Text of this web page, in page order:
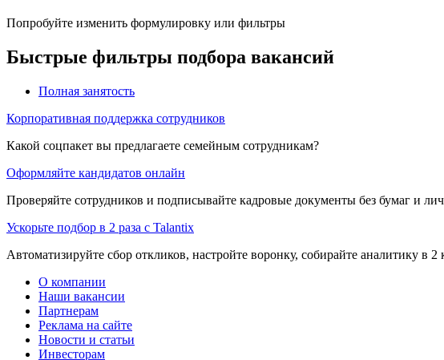
Попробуйте изменить формулировку или фильтры
Быстрые фильтры подбора вакансий
Полная занятость
Корпоративная поддержка сотрудников
Какой соцпакет вы предлагаете семейным сотрудникам?
Оформляйте кандидатов онлайн
Проверяйте сотрудников и подписывайте кадровые документы без бумаг и
Ускорьте подбор в 2 раза с Talantix
Автоматизируйте сбор откликов, настройте воронку, собирайте аналитику в 2
О компании
Наши вакансии
Партнерам
Реклама на сайте
Новости и статьи
Инвесторам